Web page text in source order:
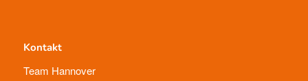
Kontakt
Team Hannover